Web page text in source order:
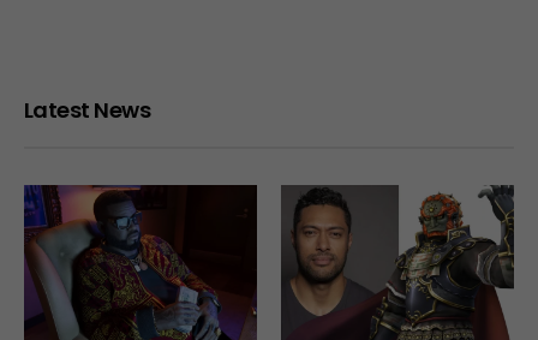
Latest News